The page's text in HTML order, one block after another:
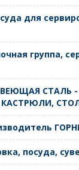
для
группа,
СТАЛЬ -
посуда,